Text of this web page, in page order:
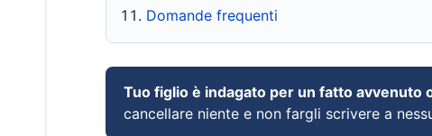
Domande frequenti
Tuo figlio è indagato per un fatto avvenuto
cancellare niente e non fargli scrivere a